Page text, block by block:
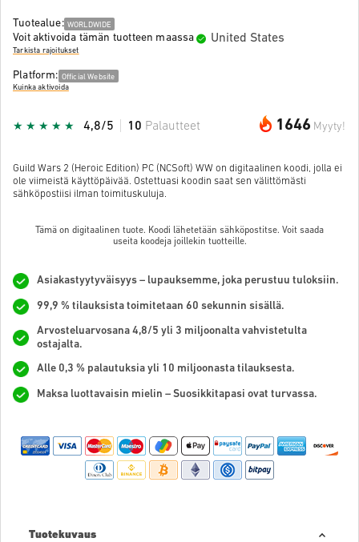
Tuotealue: WORLDWIDE
Voit aktivoida tämän tuotteen maassa United States
Tarkista rajoitukset
Platform: Official Website
Kuinka aktivoida
1646 Myyty!
4,8/5 10 Palautteet
Guild Wars 2 (Heroic Edition) PC (NCSoft) WW on digitaalinen koodi, jolla ei
ole viimeistä käyttöpäivää. Ostettuasi koodin saat sen välittömästi
sähköpostiisi ilman toimituskuluja.
Tämä on digitaalinen tuote. Koodi lähetetään sähköpostitse. Voit saada
useita koodeja joillekin tuotteille.
Asiakastyytyväisyys – lupauksemme, joka perustuu tuloksiin.
99,9 % tilauksista toimitetaan 60 sekunnin sisällä.
Arvosteluarvosana 4,8/5 yli 3 miljoonalta vahvistetulta
ostajalta.
Alle 0,3 % palautuksia yli 10 miljoonasta tilauksesta.
Maksa luottavaisin mielin – Suosikkitapasi ovat turvassa.
Tuotekuvaus